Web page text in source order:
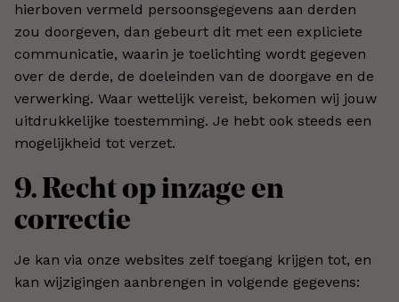
hierboven vermeld persoonsgegevens aan derden
zou doorgeven, dan gebeurt dit met een expliciete
communicatie, waarin je toelichting wordt gegeven
over de derde, de doeleinden van de doorgave en de
verwerking. Waar wettelijk vereist, bekomen wij jouw
uitdrukkelijke toestemming. Je hebt ook steeds een
mogelijkheid tot verzet.
9. Recht op inzage en
correctie
Je kan via onze websites zelf toegang krijgen tot, en
kan wijzigingen aanbrengen in volgende gegevens: